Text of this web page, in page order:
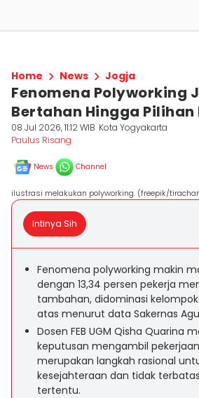
Home News Jogja
Fenomena Polyworking
Bertahan Hingga Pilihan
08 Jul 2026, 11:12 WIB Kota Yogyakarta
Paulus Risang
News Channel
ilustrasi melakukan polyworking. (freepik/
Intinya Sih
Fenomena polyworking makin
dengan 13,34 persen pekerja
tambahan, didominasi
atas menurut data Sakernas
Dosen FEB UGM Qisha Quarina
keputusan mengambil
merupakan langkah rasional
kesejahteraan dan tidak
tertentu.